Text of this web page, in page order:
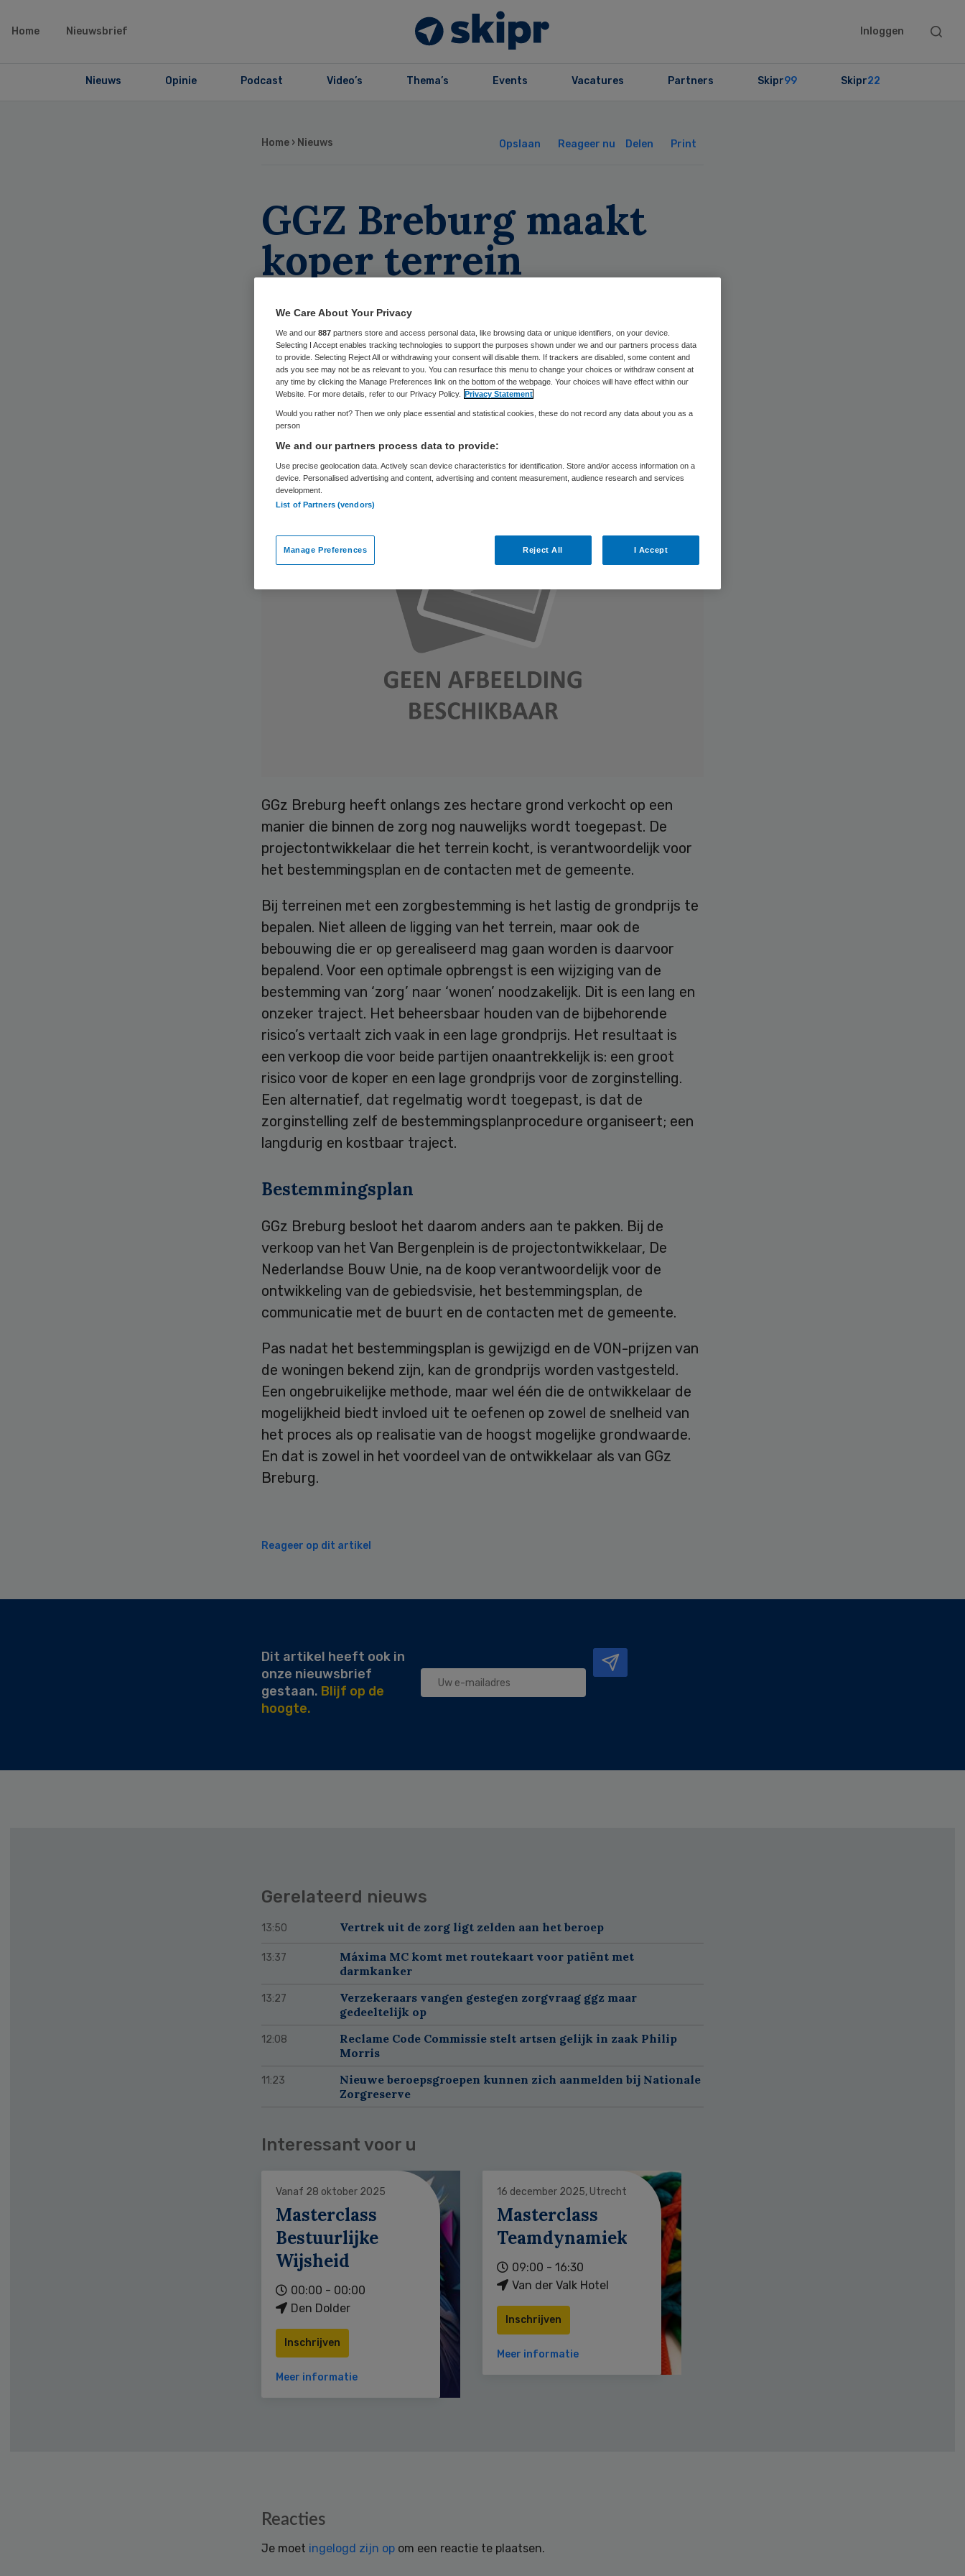
Home Nieuwsbrief Inloggen
Search
Nieuws Opinie Podcast Video’s Thema’s Events Vacatures Partners Skipr99 Skipr22
Home › Nieuws Opslaan Reageer nu Delen Print
GGZ Breburg maakt
koper terrein
verantwoordelijk voor
bestemmingsplan
GGz Breburg heeft onlangs zes hectare grond verkocht op een
manier die binnen de zorg nog nauwelijks wordt toegepast. De
projectontwikkelaar die het terrein kocht, is verantwoordelijk voor
het bestemmingsplan en de contacten met de gemeente.
Bij terreinen met een zorgbestemming is het lastig de grondprijs te
bepalen. Niet alleen de ligging van het terrein, maar ook de
bebouwing die er op gerealiseerd mag gaan worden is daarvoor
bepalend. Voor een optimale opbrengst is een wijziging van de
bestemming van ‘zorg’ naar ‘wonen’ noodzakelijk. Dit is een lang en
onzeker traject. Het beheersbaar houden van de bijbehorende
risico’s vertaalt zich vaak in een lage grondprijs. Het resultaat is
een verkoop die voor beide partijen onaantrekkelijk is: een groot
risico voor de koper en een lage grondprijs voor de zorginstelling.
Een alternatief, dat regelmatig wordt toegepast, is dat de
zorginstelling zelf de bestemmingsplanprocedure organiseert; een
langdurig en kostbaar traject.
Bestemmingsplan
GGz Breburg besloot het daarom anders aan te pakken. Bij de
verkoop van het Van Bergenplein is de projectontwikkelaar, De
Nederlandse Bouw Unie, na de koop verantwoordelijk voor de
ontwikkeling van de gebiedsvisie, het bestemmingsplan, de
communicatie met de buurt en de contacten met de gemeente.
Pas nadat het bestemmingsplan is gewijzigd en de VON-prijzen van
de woningen bekend zijn, kan de grondprijs worden vastgesteld.
Een ongebruikelijke methode, maar wel één die de ontwikkelaar de
mogelijkheid biedt invloed uit te oefenen op zowel de snelheid van
het proces als op realisatie van de hoogst mogelijke grondwaarde.
En dat is zowel in het voordeel van de ontwikkelaar als van GGz
Breburg.
Reageer op dit artikel
Dit artikel heeft ook in
onze nieuwsbrief
gestaan. Blijf op de
hoogte.
Gerelateerd nieuws
13:50 Vertrek uit de zorg ligt zelden aan het beroep
13:37
Máxima MC komt met routekaart voor patiënt met
darmkanker
13:27
Verzekeraars vangen gestegen zorgvraag ggz maar
gedeeltelijk op
12:08
Reclame Code Commissie stelt artsen gelijk in zaak Philip
Morris
11:23
Nieuwe beroepsgroepen kunnen zich aanmelden bij Nationale
Zorgreserve
Interessant voor u
Vanaf 28 oktober 2025
Masterclass
Bestuurlijke
Wijsheid
00:00 - 00:00
Den Dolder
Inschrijven
Meer informatie
16 december 2025, Utrecht
Masterclass
Teamdynamiek
09:00 - 16:30
Van der Valk Hotel
Inschrijven
Meer informatie
Reacties
Je moet ingelogd zijn op om een reactie te plaatsen.
We Care About Your Privacy
We and our 887 partners store and access personal data, like browsing data or unique identifiers, on your device.
Selecting I Accept enables tracking technologies to support the purposes shown under we and our partners process data
to provide. Selecting Reject All or withdrawing your consent will disable them. If trackers are disabled, some content and
ads you see may not be as relevant to you. You can resurface this menu to change your choices or withdraw consent at
any time by clicking the Manage Preferences link on the bottom of the webpage. Your choices will have effect within our
Website. For more details, refer to our Privacy Policy.
Privacy Statement
Would you rather not? Then we only place essential and statistical cookies, these do not record any data about you as a
person
We and our partners process data to provide:
Use precise geolocation data. Actively scan device characteristics for identification. Store and/or access information on a
device. Personalised advertising and content, advertising and content measurement, audience research and services
development.
List of Partners (vendors)
Manage Preferences Reject All I Accept